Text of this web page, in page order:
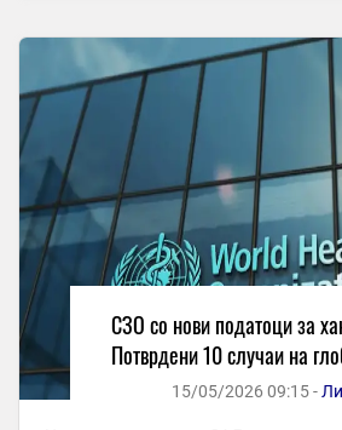
СЗО со нови податоци за
Потврдени 10 случаи на
15/05/2026 09:15 -